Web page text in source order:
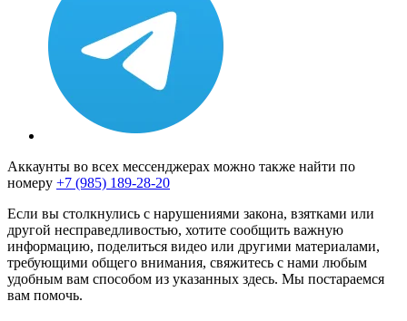
Аккаунты во всех мессенджерах можно также найти по
номеру +7 (985) 189-28-20
Если вы столкнулись с нарушениями закона, взятками или
другой несправедливостью, хотите сообщить важную
информацию, поделиться видео или другими материалами,
требующими общего внимания, свяжитесь с нами любым
удобным вам способом из указанных здесь. Мы постараемся
вам помочь.